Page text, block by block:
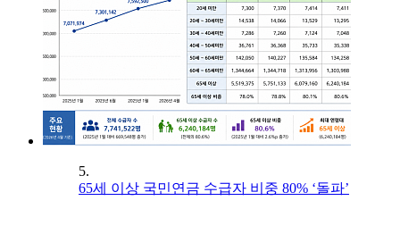
5.
65세 이상 국민연금 수급자 비중 80% ‘돌파’